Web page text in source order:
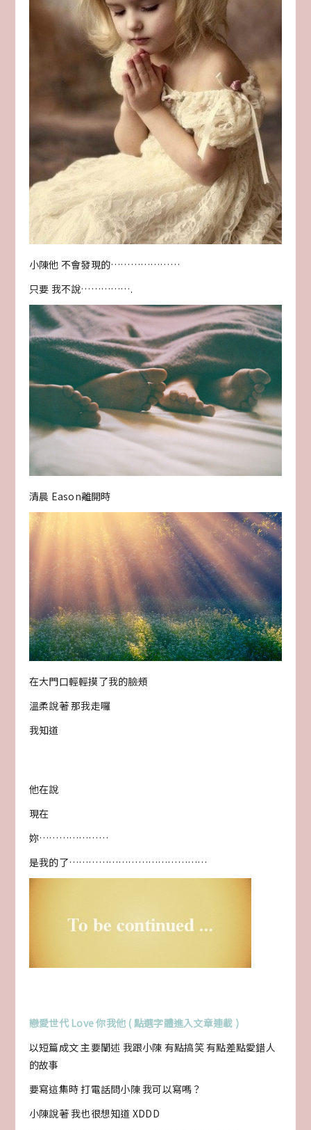
小陳他 不會發現的…………………
只要 我不說…………….
清晨 Eason離開時
在大門口輕輕摸了我的臉頰
溫柔說著 那我走囉
我知道
他在說
現在
妳…………………
是我的了……………………………………
戀愛世代 Love 你我他 ( 點選字體進入文章連載 )
以短篇成文 主要闡述 我跟小陳 有點搞笑 有點差點愛錯人
的故事
要寫這集時 打電話問小陳 我可以寫嗎？
小陳說著 我也很想知道 XDDD